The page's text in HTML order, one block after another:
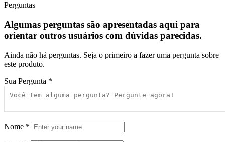
Perguntas
Algumas perguntas são apresentadas aqui para
orientar outros usuários com dúvidas parecidas.
Ainda não há perguntas. Seja o primeiro a fazer uma pergunta sobre
este produto.
Sua Pergunta *
Nome *